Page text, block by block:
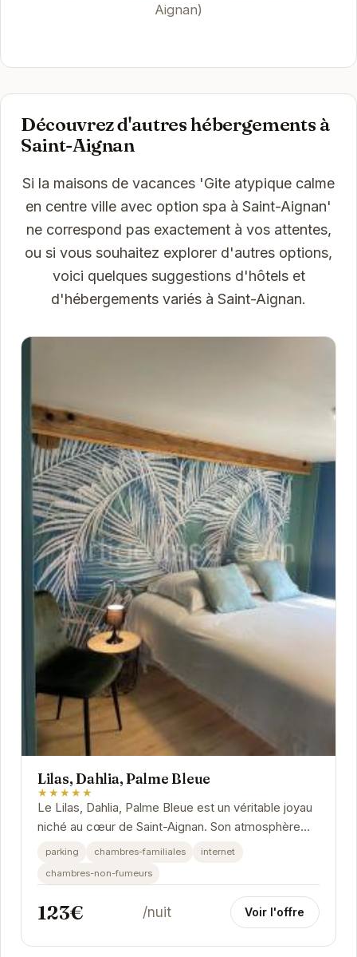
Aignan)
Découvrez d'autres hébergements à
Saint-Aignan
Si la maisons de vacances 'Gite atypique calme
en centre ville avec option spa à Saint-Aignan'
ne correspond pas exactement à vos attentes,
ou si vous souhaitez explorer d'autres options,
voici quelques suggestions d'hôtels et
d'hébergements variés à Saint-Aignan.
Lilas, Dahlia, Palme Bleue
★★★★★
Le Lilas, Dahlia, Palme Bleue est un véritable joyau
niché au cœur de Saint-Aignan. Son atmosphère
chaleureuse et son emplacement privilégié en...
parking chambres-familiales
internet
chambres-non-fumeurs
123€ /nuit Voir l'offre